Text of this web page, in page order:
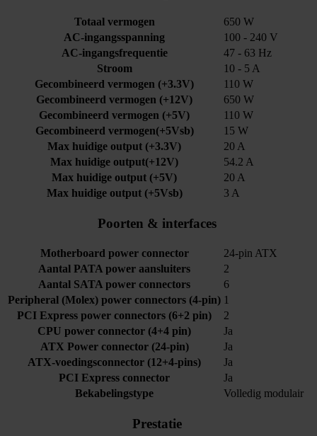
Totaal vermogen
650 W
AC-ingangsspanning
100 - 240 V
AC-ingangsfrequentie
47 - 63 Hz
Stroom
10 - 5 A
Gecombineerd vermogen (+3.3V)
110 W
Gecombineerd vermogen (+12V)
650 W
Gecombineerd vermogen (+5V)
110 W
Gecombineerd vermogen(+5Vsb)
15 W
Max huidige output (+3.3V)
20 A
Max huidige output(+12V)
54.2 A
Max huidige output (+5V)
20 A
Max huidige output (+5Vsb)
3 A
Poorten & interfaces
Motherboard power connector
24-pin ATX
Aantal PATA power aansluiters
2
Aantal SATA power connectors
6
Peripheral (Molex) power connectors (4-pin) 1
PCI Express power connectors (6+2 pin)
2
CPU power connector (4+4 pin)
Ja
ATX Power connector (24-pin)
Ja
ATX-voedingsconnector (12+4-pins)
Ja
PCI Express connector
Ja
Bekabelingstype
Volledig modulair
Prestatie